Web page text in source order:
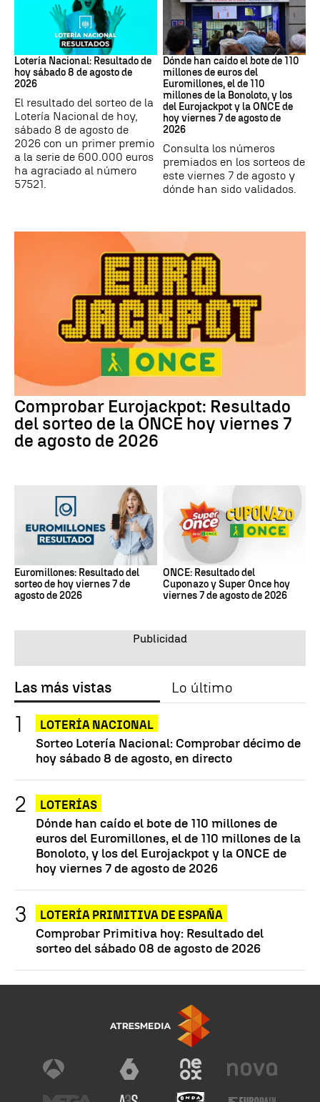
Lotería Nacional de España
Lotería Nacional: Resultado de
hoy sábado 8 de agosto de
2026
El resultado del sorteo de la
Lotería Nacional de hoy,
sábado 8 de agosto de
2026 con un primer premio
a la serie de 600.000 euros
ha agraciado al número
57521.
Loterías
Dónde han caído el bote de 110
millones de euros del
Euromillones, el de 110
millones de la Bonoloto, y los
del Eurojackpot y la ONCE de
hoy viernes 7 de agosto de
2026
Consulta los números
premiados en los sorteos de
este viernes 7 de agosto y
dónde han sido validados.
Comprobar Eurojackpot: Resultado
del sorteo de la ONCE hoy viernes 7
de agosto de 2026
Euromillones: Resultado del
sorteo de hoy viernes 7 de
agosto de 2026
ONCE: Resultado del
Cuponazo y Super Once hoy
viernes 7 de agosto de 2026
Las más vistas Lo último
LOTERÍA NACIONAL
Sorteo Lotería Nacional: Comprobar décimo de
hoy sábado 8 de agosto, en directo
LOTERÍAS
Dónde han caído el bote de 110 millones de
euros del Euromillones, el de 110 millones de la
Bonoloto, y los del Eurojackpot y la ONCE de
hoy viernes 7 de agosto de 2026
LOTERÍA PRIMITIVA DE ESPAÑA
Comprobar Primitiva hoy: Resultado del
sorteo del sábado 08 de agosto de 2026